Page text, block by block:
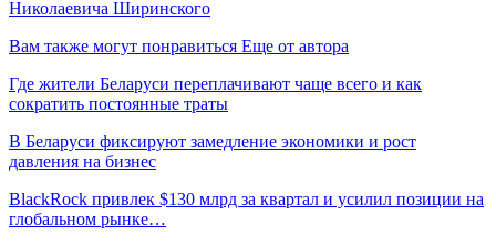
Николаевича Ширинского
Вам также могут понравиться Еще от автора
Где жители Беларуси переплачивают чаще всего и как
сократить постоянные траты
В Беларуси фиксируют замедление экономики и рост
давления на бизнес
BlackRock привлек $130 млрд за квартал и усилил позиции на
глобальном рынке…